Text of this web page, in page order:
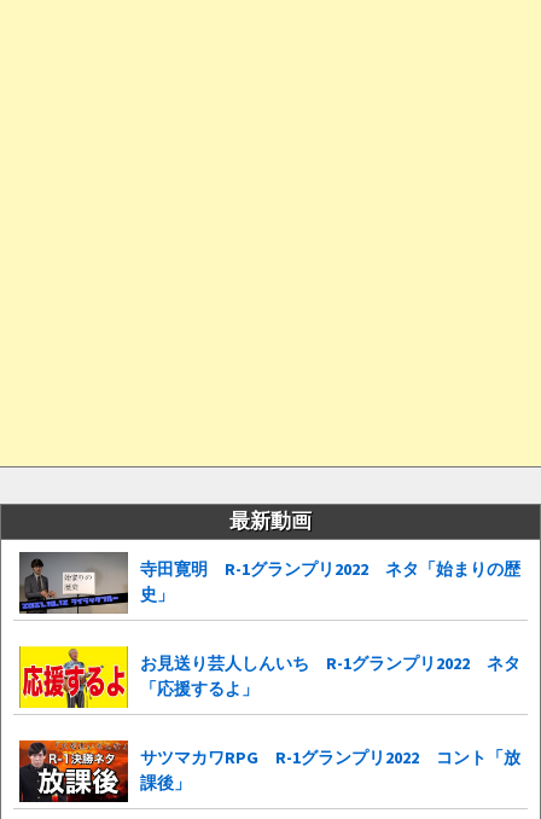
最新動画
寺田寛明 R-1グランプリ2022 ネタ「始まりの歴
史」
お見送り芸人しんいち R-1グランプリ2022 ネタ
「応援するよ」
サツマカワRPG R-1グランプリ2022 コント「放
課後」